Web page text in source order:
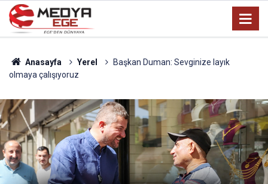
Anasayfa Yerel
Başkan Duman: Sevginize layık
olmaya çalışıyoruz